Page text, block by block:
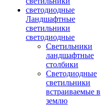
Ландшафтные
светильники
светодиодные
Светильники
ландшафтные
столбики
Светодиодные
светильники
встраиваемые в
землю